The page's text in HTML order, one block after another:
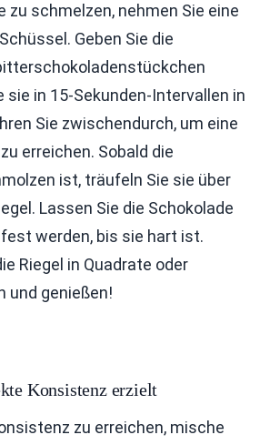
zu schmelzen, nehmen Sie eine
Geben Sie die
sie in 15-Sekunden-Intervallen in
Sie zwischendurch, um eine
erreichen. Sobald die
ist, träufeln Sie sie über
Lassen Sie die Schokolade
werden, bis sie hart ist.
Riegel in Quadrate oder
und genießen!
Konsistenz erzielt
zu erreichen, mische